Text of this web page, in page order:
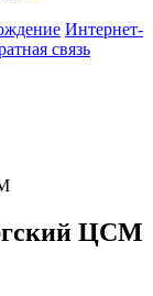
Интернет-
связь
ЦСМ